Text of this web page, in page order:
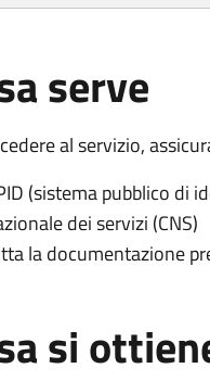
serve
al servizio,
(sistema pubblico di
dei servizi (CNS)
la documentazione
si